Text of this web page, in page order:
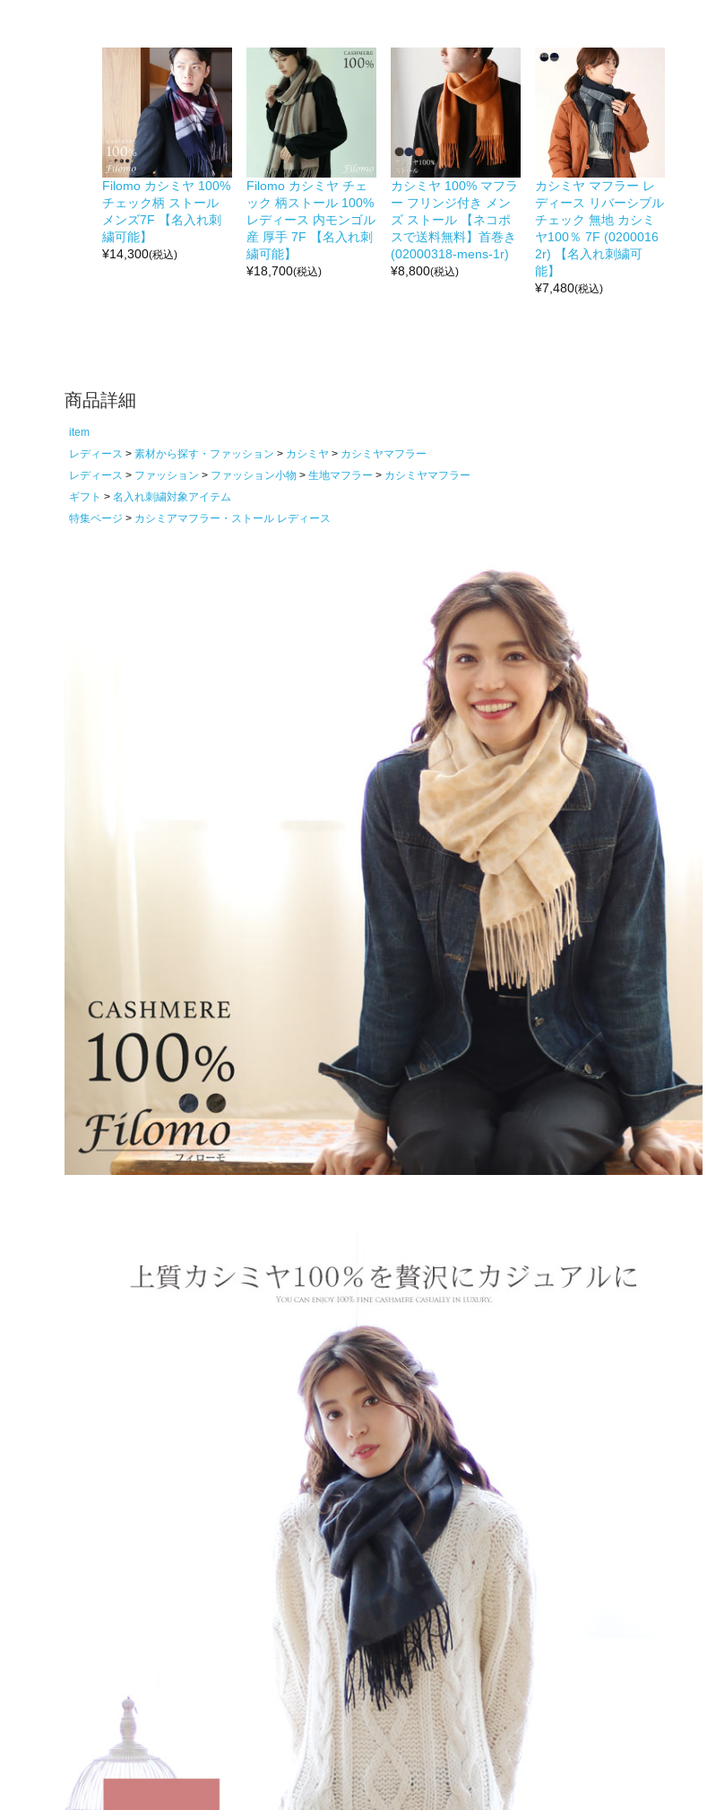
Filomo カシミヤ 100%
チェック柄 ストール
メンズ7F 【名入れ刺
繍可能】
¥14,300(税込)
Filomo カシミヤ チェ
ック 柄ストール 100%
レディース 内モンゴル
産 厚手 7F 【名入れ刺
繍可能】
¥18,700(税込)
カシミヤ 100% マフラ
ー フリンジ付き メン
ズ ストール 【ネコポ
スで送料無料】首巻き
(02000318-mens-1r)
¥8,800(税込)
カシミヤ マフラー レ
ディース リバーシブル
チェック 無地 カシミ
ヤ100％ 7F (0200016
2r) 【名入れ刺繍可
能】
¥7,480(税込)
商品詳細
item
レディース
素材から探す・ファッション カシミヤ
カシミヤマフラー
レディース
ファッション ファッション小物 生地マフラー
カシミヤマフラー
ギフト
名入れ刺繍対象アイテム
特集ページ
カシミアマフラー・ストール レディース